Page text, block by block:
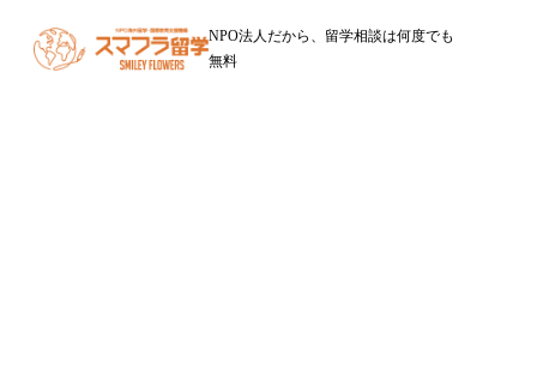
NPO法人だから、留学相談は何度でも
無料